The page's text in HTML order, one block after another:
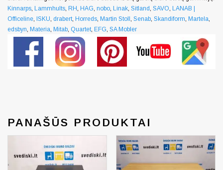
Kinnarps, Lammhults, RH, HAG, nobo, Linak, Sitland, SAVO, LANAB |
Officeline, ISKU, drabert, Horreds, Martin Stoll, Senab, Skandiform, Martela,
edsbyn, Materia, Mitab, Quartet, EFG, SA Mobler
PANAŠŪS PRODUKTAI